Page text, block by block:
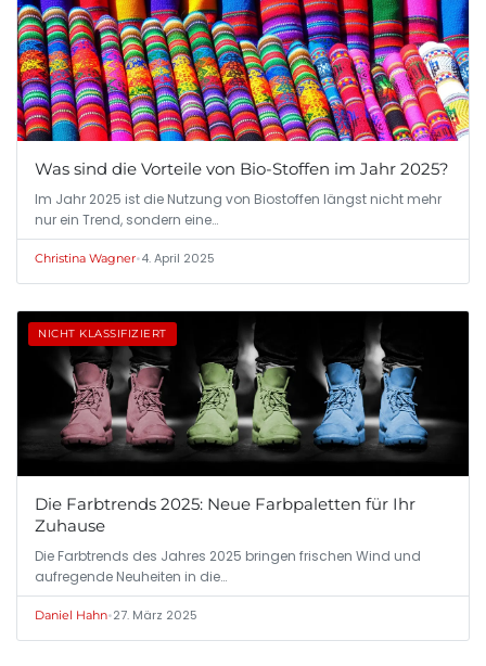
Was sind die Vorteile von Bio-Stoffen im Jahr 2025?
Im Jahr 2025 ist die Nutzung von Biostoffen längst nicht mehr
nur ein Trend, sondern eine…
Christina Wagner•4. April 2025
NICHT KLASSIFIZIERT
Die Farbtrends 2025: Neue Farbpaletten für Ihr
Zuhause
Die Farbtrends des Jahres 2025 bringen frischen Wind und
aufregende Neuheiten in die…
Daniel Hahn•27. März 2025